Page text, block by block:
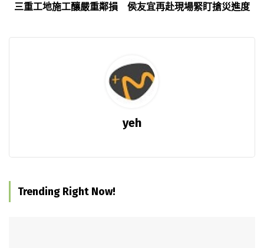
三重工地施工釀嚴重鄰損 侯友宜再赴現場緊盯搶災進度
yeh
Trending Right Now!